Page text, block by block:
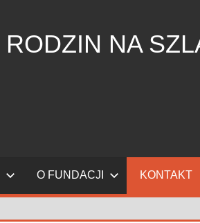
NA
O FUNDACJI KONTAKT